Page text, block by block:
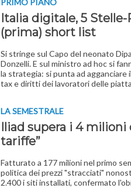
PRIMO PIANO
Italia digitale, 5
(prima) short list
Si stringe sul Capo del neonato
Donzelli. E sul ministro ad hoc si
la strategia: si punta ad agganciare
tax e diritti dei lavoratori delle
LA SEMESTRALE
Iliad supera i 4
tariffe”
Fatturato a 177 milioni nel primo
politica dei prezzi "stracciati"
2.400 i siti installati, confermato